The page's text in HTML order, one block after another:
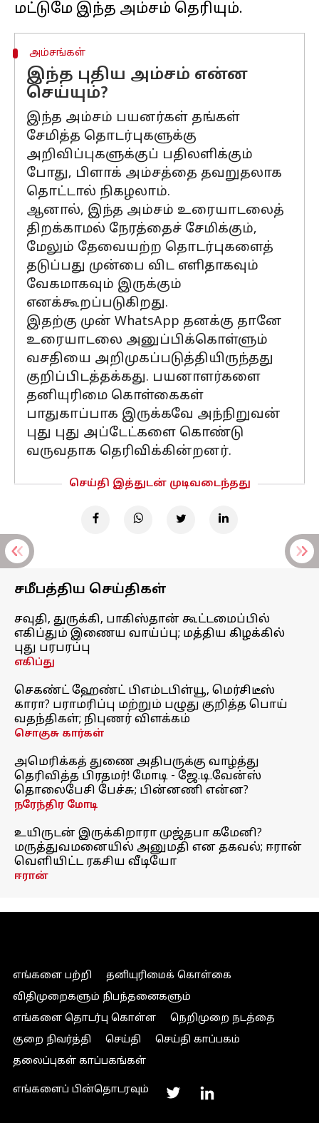
அம்சங்கள்
இந்த புதிய அம்சம் என்ன
செய்யும்?
இந்த அம்சம் பயனர்கள் தங்கள்
சேமித்த தொடர்புகளுக்கு
அறிவிப்புகளுக்குப் பதிலளிக்கும்
போது, ​​பிளாக் அம்சத்தை தவறுதலாக
தொட்டால் நிகழலாம்.
ஆனால், இந்த அம்சம் உரையாடலைத்
திறக்காமல் நேரத்தைச் சேமிக்கும்,
மேலும் தேவையற்ற தொடர்புகளைத்
தடுப்பது முன்பை விட எளிதாகவும்
வேகமாகவும் இருக்கும்
எனக்கூறப்படுகிறது.
இதற்கு முன் WhatsApp தனக்கு தானே
உரையாடலை அனுப்பிக்கொள்ளும்
வசதியை அறிமுகப்படுத்தியிருந்தது
குறிப்பிடத்தக்கது. பயனாளர்களை
தனியுரிமை கொள்கைகள்
பாதுகாப்பாக இருக்கவே அந்நிறுவன்
புது புது அப்டேட்களை கொண்டு
வருவதாக தெரிவிக்கின்றனர்.
செய்தி இத்துடன் முடிவடைந்தது
சமீபத்திய செய்திகள்
சவுதி, துருக்கி, பாகிஸ்தான் கூட்டமைப்பில்
எகிப்தும் இணைய வாய்ப்பு; மத்திய கிழக்கில்
புது பரபரப்பு
எகிப்து
செகண்ட் ஹேண்ட் பிஎம்டபிள்யூ, மெர்சிடீஸ்
காரா? பராமரிப்பு மற்றும் பழுது குறித்த பொய்
வதந்திகள்; நிபுணர் விளக்கம்
சொகுசு கார்கள்
அமெரிக்கத் துணை அதிபருக்கு வாழ்த்து
தெரிவித்த பிரதமர்! மோடி - ஜே.டி.வேன்ஸ்
தொலைபேசி பேச்சு; பின்னணி என்ன?
நரேந்திர மோடி
உயிருடன் இருக்கிறாரா முஜ்தபா கமேனி?
மருத்துவமனையில் அனுமதி என தகவல்; ஈரான்
வெளியிட்ட ரகசிய வீடியோ
ஈரான்
எங்களை பற்றி
தனியுரிமைக் கொள்கை
விதிமுறைகளும் நிபந்தனைகளும்
எங்களை தொடர்பு கொள்ள
நெறிமுறை நடத்தை
குறை நிவர்த்தி
செய்தி
செய்தி காப்பகம்
தலைப்புகள் காப்பகங்கள்
எங்களைப் பின்தொடரவும்